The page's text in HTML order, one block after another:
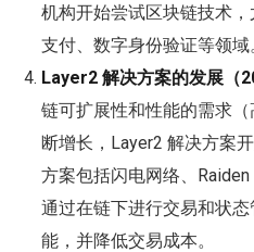
机构开始尝试区块链技术
支付、数字身份验证等领域
Layer2 解决方案的发展（
链可扩展性和性能的需求
断增长，Layer2 解决方案
方案包括闪电网络、
通过在链下进行交易和状
能，并降低交易成本。